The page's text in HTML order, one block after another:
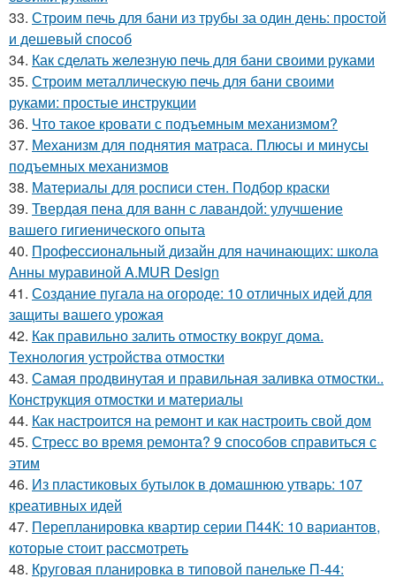
33. Строим печь для бани из трубы за один день: простой
и дешевый способ
34. Как сделать железную печь для бани своими руками
35. Строим металлическую печь для бани своими
руками: простые инструкции
36. Что такое кровати с подъемным механизмом?
37. Механизм для поднятия матраса. Плюсы и минусы
подъемных механизмов
38. Материалы для росписи стен. Подбор краски
39. Твердая пена для ванн с лавандой: улучшение
вашего гигиенического опыта
40. Профессиональный дизайн для начинающих: школа
Анны муравиной A.MUR Design
41. Создание пугала на огороде: 10 отличных идей для
защиты вашего урожая
42. Как правильно залить отмостку вокруг дома.
Технология устройства отмостки
43. Самая продвинутая и правильная заливка отмостки..
Конструкция отмостки и материалы
44. Как настроится на ремонт и как настроить свой дом
45. Стресс во время ремонта? 9 способов справиться с
этим
46. Из пластиковых бутылок в домашнюю утварь: 107
креативных идей
47. Перепланировка квартир серии П44К: 10 вариантов,
которые стоит рассмотреть
48. Круговая планировка в типовой панельке П-44: